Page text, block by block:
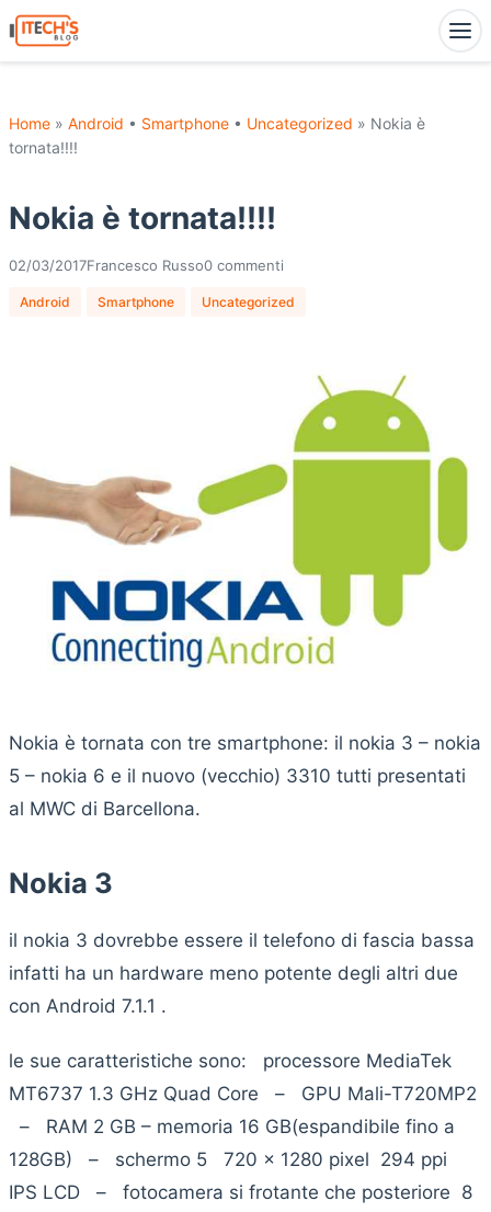
Home » Android • Smartphone • Uncategorized » Nokia è
tornata!!!!
Nokia è tornata!!!!
02/03/2017Francesco Russo0 commenti
Android Smartphone Uncategorized
Nokia è tornata con tre smartphone: il nokia 3 – nokia
5 – nokia 6 e il nuovo (vecchio) 3310 tutti presentati
al MWC di Barcellona.
Nokia 3
il nokia 3 dovrebbe essere il telefono di fascia bassa
infatti ha un hardware meno potente degli altri due
con Android 7.1.1 .
le sue caratteristiche sono: processore MediaTek
MT6737 1.3 GHz Quad Core – GPU Mali-T720MP2
– RAM 2 GB – memoria 16 GB(espandibile fino a
128GB) – schermo 5 720 x 1280 pixel 294 ppi
IPS LCD – fotocamera si frotante che posteriore 8